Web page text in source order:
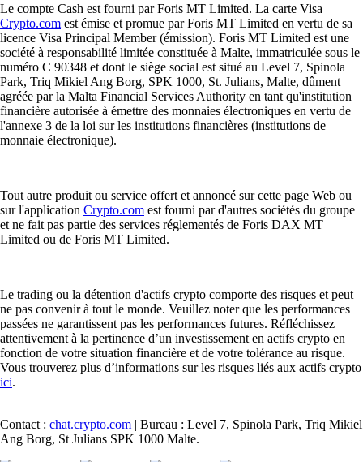
Le compte Cash est fourni par Foris MT Limited. La carte Visa
Crypto.com est émise et promue par Foris MT Limited en vertu de sa
licence Visa Principal Member (émission). Foris MT Limited est une
société à responsabilité limitée constituée à Malte, immatriculée sous le
numéro C 90348 et dont le siège social est situé au Level 7, Spinola
Park, Triq Mikiel Ang Borg, SPK 1000, St. Julians, Malte, dûment
agréée par la Malta Financial Services Authority en tant qu'institution
financière autorisée à émettre des monnaies électroniques en vertu de
l'annexe 3 de la loi sur les institutions financières (institutions de
monnaie électronique).
Tout autre produit ou service offert et annoncé sur cette page Web ou
sur l'application Crypto.com est fourni par d'autres sociétés du groupe
et ne fait pas partie des services réglementés de Foris DAX MT
Limited ou de Foris MT Limited.
Le trading ou la détention d'actifs crypto comporte des risques et peut
ne pas convenir à tout le monde. Veuillez noter que les performances
passées ne garantissent pas les performances futures. Réfléchissez
attentivement à la pertinence d’un investissement en actifs crypto en
fonction de votre situation financière et de votre tolérance au risque.
Vous trouverez plus d’informations sur les risques liés aux actifs crypto
ici.
Contact : chat.crypto.com | Bureau : Level 7, Spinola Park, Triq Mikiel
Ang Borg, St Julians SPK 1000 Malte.